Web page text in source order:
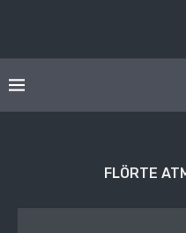
FLÖRTE